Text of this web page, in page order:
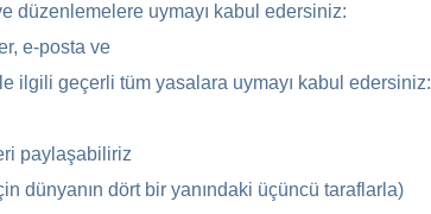
düzenlemelere uymayı kabul edersiniz:
e-posta ve
ilgili geçerli tüm yasalara uymayı kabul edersiniz:
paylaşabiliriz
dünyanın dört bir yanındaki üçüncü taraflarla)